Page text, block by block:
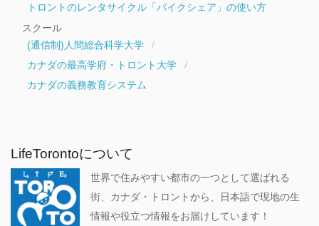
トロントのレンタサイクル「バイクシェア」の使い方
スクール
(通信制)人間総合科学大学
カナダの最高学府・トロント大学
カナダの義務教育システム
LifeTorontoについて
世界で住みやすい都市の一つとして選ばれる
街、カナダ・トロントから、日本語で現地の生
情報や役立つ情報をお届けしています！